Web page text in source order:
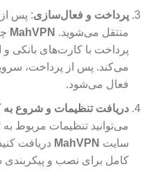
پرداخت و فعال‌سازی: پس
منتقل می‌شوید. MahVPN
پرداخت با کارت‌های بانکی و
می‌کند. پس از پرداخت،
فعال می‌شود.
دریافت تنظیمات و شروع به
می‌توانید تنظیمات مربوط به
سایت MahVPN دریافت
کامل برای نصب و